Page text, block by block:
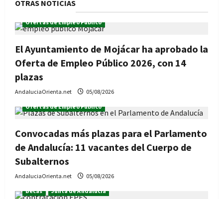
OTRAS NOTICIAS
Ofertas de Empleo Público
El Ayuntamiento de Mojácar ha aprobado la
Oferta de Empleo Público 2026, con 14
plazas
AndaluciaOrienta.net
05/08/2026
Ofertas de Empleo Público
Convocadas más plazas para el Parlamento
de Andalucía: 11 vacantes del Cuerpo de
Subalternos
AndaluciaOrienta.net
05/08/2026
Becas
Junta de Andalucía